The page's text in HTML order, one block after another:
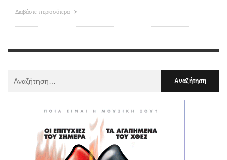
Διαβάστε περισσότερα
: